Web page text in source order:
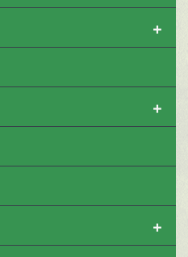
+
+
+